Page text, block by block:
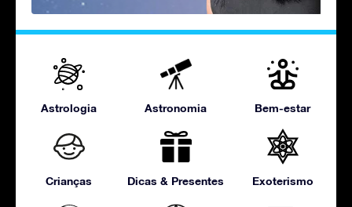
Astrologia Astronomia Bem-estar
Crianças Dicas & Presentes Exoterismo